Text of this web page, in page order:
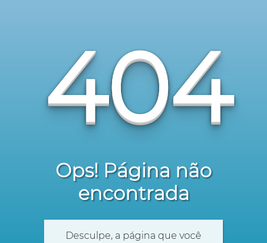
404
Ops! Página não
encontrada
Desculpe, a página que você